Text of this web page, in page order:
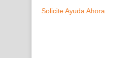
Solicite Ayuda Ahora